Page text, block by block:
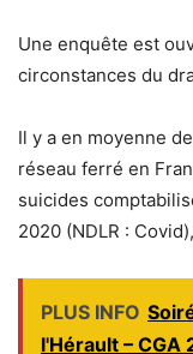
Une enquête est
circonstances du
Il y a en moyenne
réseau ferré en
suicides
2020 (NDLR :
PLUS INFO
l'Hérault – CGA